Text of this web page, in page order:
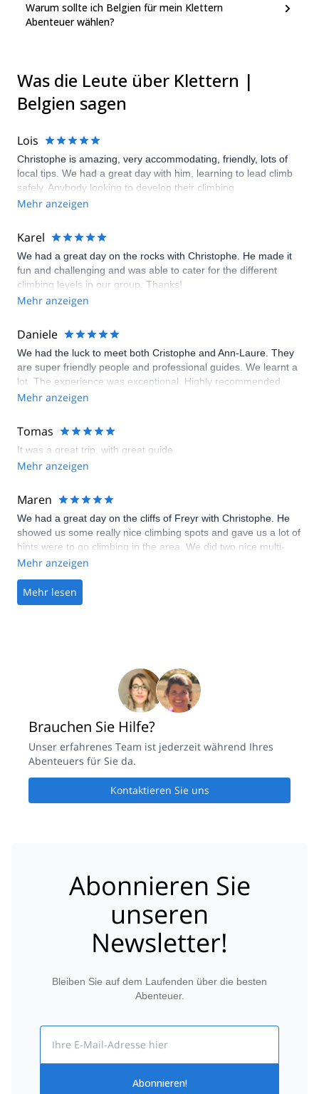
Warum sollte ich Belgien für mein Klettern
Abenteuer wählen?
Was die Leute über Klettern |
Belgien sagen
Lois
Christophe is amazing, very accommodating, friendly, lots of
local tips. We had a great day with him, learning to lead climb
safely. Anybody looking to develop their climbing
knowledge/ability, Christophe is your man.
Mehr anzeigen
Karel
We had a great day on the rocks with Christophe. He made it
fun and challenging and was able to cater for the different
climbing levels in our group. Thanks!
Mehr anzeigen
Daniele
We had the luck to meet both Cristophe and Ann-Laure. They
are super friendly people and professional guides. We learnt a
lot. The experience was exceptional. Highly recommended.
Mehr anzeigen
Tomas
It was a great trip, with great guide
Mehr anzeigen
Maren
We had a great day on the cliffs of Freyr with Christophe. He
showed us some really nice climbing spots and gave us a lot of
hints were to go climbing in the area. We did two nice multi-
pitch tours and some sports climbing... Christophe did a
mix to both challenge and support us, always having an eye on
safety - and most important, we had a lot of fun.
Mehr anzeigen
Mehr lesen
Brauchen Sie Hilfe?
Unser erfahrenes Team ist jederzeit während Ihres
Abenteuers für Sie da.
Kontaktieren Sie uns
Abonnieren Sie
unseren
Newsletter!
Bleiben Sie auf dem Laufenden über die besten
Abenteuer.
Abonnieren!